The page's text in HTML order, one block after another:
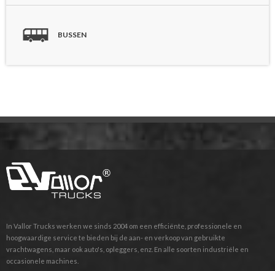
BUSSEN
In Vallor Trucks werken we sinds 2004 om een efficiënte, professionele en
hoogwaardige service te bieden bij de aan- en verkoop van gebruikte
vrachtwagens, maar ook auto's, opleggers, enz. En alle soorten industriële en
occasionele machines.